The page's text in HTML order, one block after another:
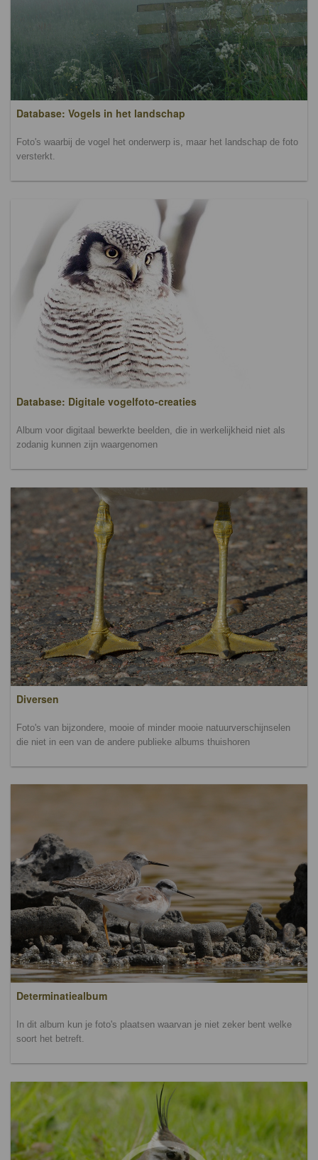
Database: Vogels in het landschap
Foto's waarbij de vogel het onderwerp is, maar het landschap de foto
versterkt.
Database: Digitale vogelfoto-creaties
Album voor digitaal bewerkte beelden, die in werkelijkheid niet als
zodanig kunnen zijn waargenomen
Diversen
Foto's van bijzondere, mooie of minder mooie natuurverschijnselen
die niet in een van de andere publieke albums thuishoren
Determinatiealbum
In dit album kun je foto's plaatsen waarvan je niet zeker bent welke
soort het betreft.